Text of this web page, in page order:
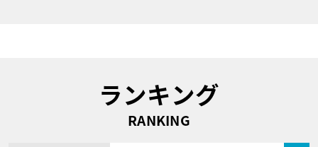
ランキング
RANKING